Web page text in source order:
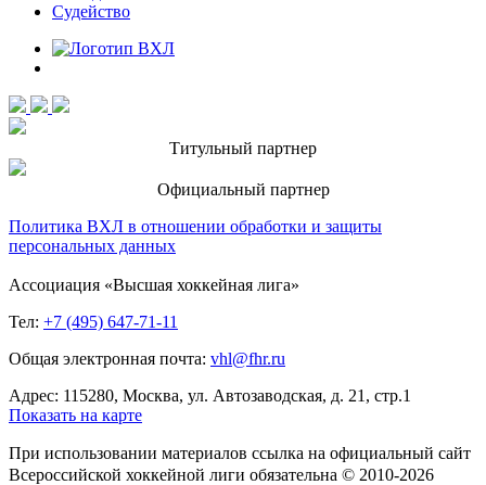
Судейство
Титульный партнер
Официальный партнер
Политика ВХЛ в отношении обработки и защиты
персональных данных
Ассоциация «Высшая хоккейная лига»
Тел: +7 (495) 647-71-11
Общая электронная почта: vhl@fhr.ru
Адрес: 115280, Москва, ул. Автозаводская, д. 21, стр.1
Показать на карте
При использовании материалов ссылка на официальный сайт
Всероссийской хоккейной лиги обязательна © 2010-2026